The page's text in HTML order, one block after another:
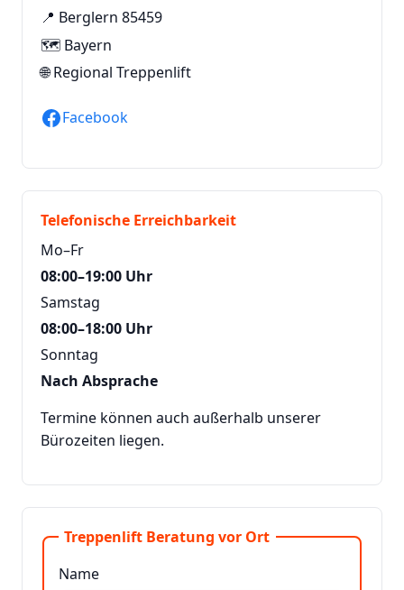
📍 Berglern 85459
🗺️ Bayern
🌐Regional Treppenlift
Facebook
Telefonische Erreichbarkeit
Mo–Fr
08:00–19:00 Uhr
Samstag
08:00–18:00 Uhr
Sonntag
Nach Absprache
Termine können auch außerhalb unserer
Bürozeiten liegen.
Treppenlift Beratung vor Ort
Name